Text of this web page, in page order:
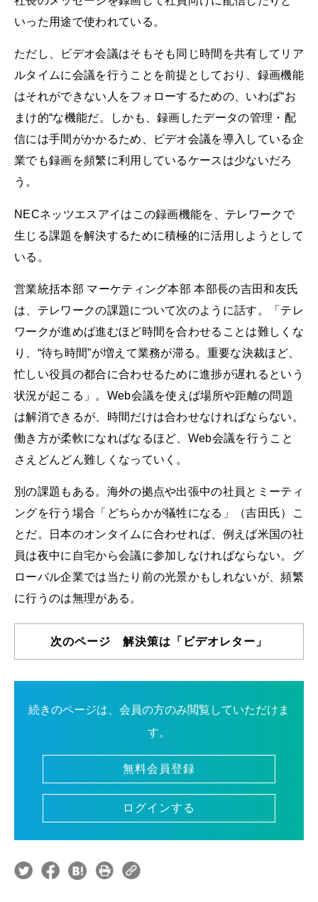
いった用途で使われている。
ただし、ビデオ会議はそもそも同じ時間を共有してリア
ルタイムに会議を行うことを前提としており、録画機能
はそれができない人をフォローするための、いわば“お
まけ的“な機能だ。しかも、録画したデータの管理・配
信には手間がかかるため、ビデオ会議を導入している企
業でも録画を頻繁に利用しているケースは少ないだろ
う。
NECネッツエスアイはこの録画機能を、テレワークで
生じる課題を解決するために積極的に活用しようとして
いる。
営業統括本部 マーケティング本部 本部長の吉田和友氏
は、テレワークの課題について次のように話す。「テレ
ワークが進めば進むほど時間を合わせることは難しくな
り、“待ち時間”が増えて業務が滞る。重要な決裁ほど、
忙しい役員の都合に合わせるために進捗が遅れるという
状況が起こる」。Web会議を使えば場所や距離の問題
は解消できるが、時間だけは合わせなければならない。
働き方が柔軟になればなるほど、Web会議を行うこと
さえどんどん難しくなっていく。
別の課題もある。海外の拠点や出張中の社員とミーティ
ングを行う場合「どちらかが犠牲になる」（吉田氏）こ
とだ。日本のオンタイムに合わせれば、例えば米国の社
員は夜中に自宅から会議に参加しなければならない。グ
ローバル企業では当たり前の光景かもしれないが、頻繁
に行うのは無理がある。
次のページ 解決策は「ビデオレター」
続きのページは、会員の方のみ閲覧していただけま
す。
無料会員登録
ログインする